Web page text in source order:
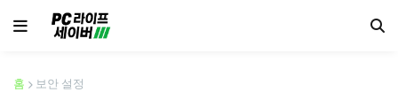
홈 보안 설정